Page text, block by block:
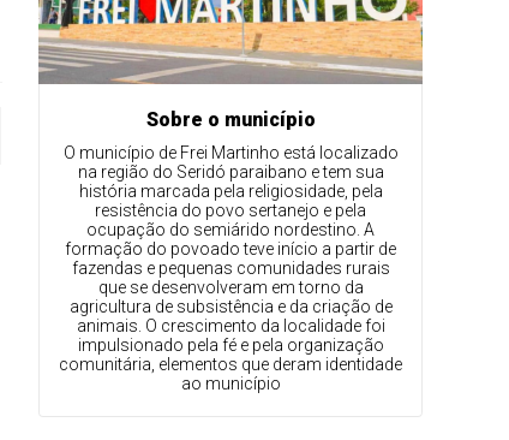
Sobre o município
O município de Frei Martinho está localizado
na região do Seridó paraibano e tem sua
história marcada pela religiosidade, pela
resistência do povo sertanejo e pela
ocupação do semiárido nordestino. A
formação do povoado teve início a partir de
fazendas e pequenas comunidades rurais
que se desenvolveram em torno da
agricultura de subsistência e da criação de
animais. O crescimento da localidade foi
impulsionado pela fé e pela organização
comunitária, elementos que deram identidade
ao município